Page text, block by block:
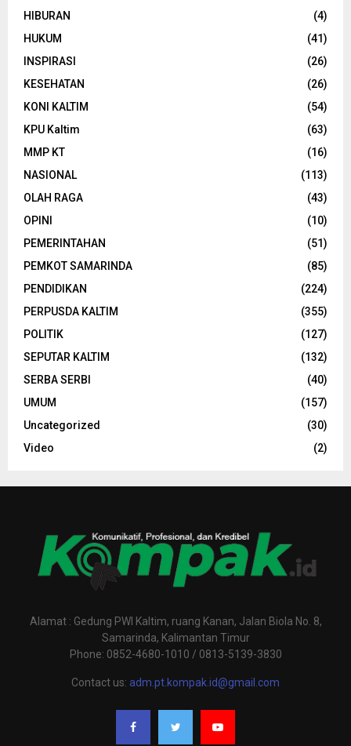
HIBURAN
(4)
HUKUM
(41)
INSPIRASI
(26)
KESEHATAN
(26)
KONI KALTIM
(54)
KPU Kaltim
(63)
MMP KT
(16)
NASIONAL
(113)
OLAH RAGA
(43)
OPINI
(10)
PEMERINTAHAN
(51)
PEMKOT SAMARINDA
(85)
PENDIDIKAN
(224)
PERPUSDA KALTIM
(355)
POLITIK
(127)
SEPUTAR KALTIM
(132)
SERBA SERBI
(40)
UMUM
(157)
Uncategorized
(30)
Video
(2)
Alamat : Gedung PWI Kaltim, ruang Kanan, Jalan Biola No. 8,
Samarinda, Kalimantan Timur
Phone: 0852-4680-1010 / 0813-5139-3830
Contact us: adm.pt.kompak.id@gmail.com